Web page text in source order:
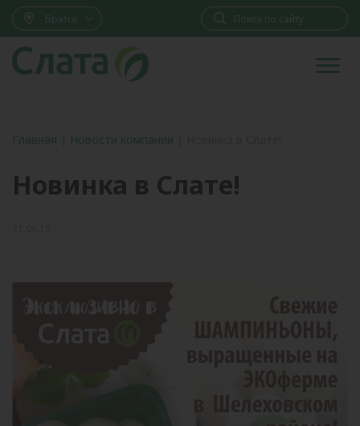
Братск
Главная Новости компании
Новинка в Слате!